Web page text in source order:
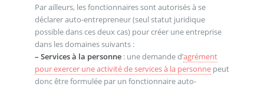
Par ailleurs, les fonctionnaires sont autorisés à se
déclarer auto-entrepreneur (seul statut juridique
possible dans ces deux cas) pour créer une entreprise
dans les domaines suivants :
– Services à la personne: une demande d’agrément
pour exercer une activité de services à la personnepeut
donc être formulée par un fonctionnaire auto-